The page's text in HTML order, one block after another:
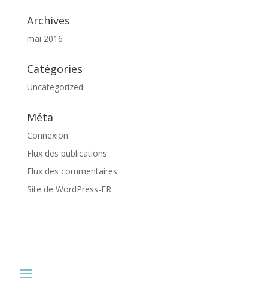
Archives
mai 2016
Catégories
Uncategorized
Méta
Connexion
Flux des publications
Flux des commentaires
Site de WordPress-FR